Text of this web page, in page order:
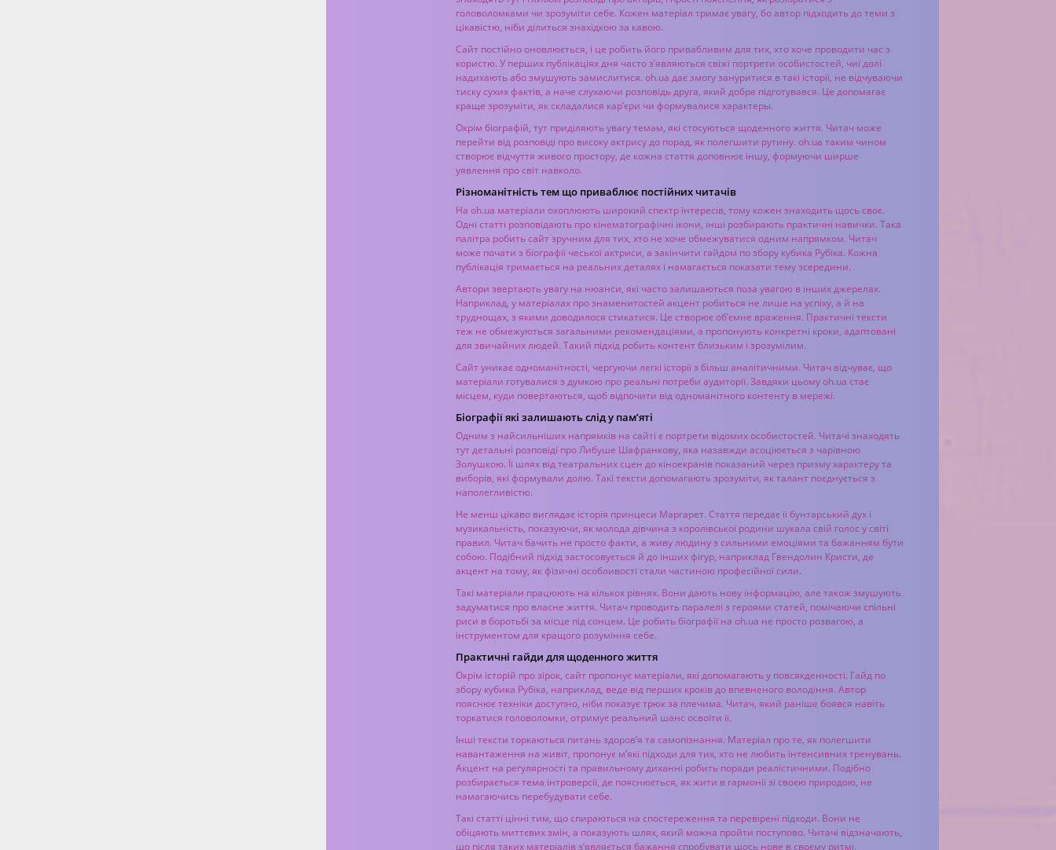
головоломками чи зрозуміти себе. Кожен матеріал тримає увагу, бо автор підходить до теми з
цікавістю, ніби ділиться знахідкою за кавою.
Сайт постійно оновлюється, і це робить його привабливим для тих, хто хоче проводити час з
користю. У перших публікаціях дня часто з’являються свіжі портрети особистостей, чиї долі
надихають або змушують замислитися. oh.ua дає змогу зануритися в такі історії, не відчуваючи
тиску сухих фактів, а наче слухаючи розповідь друга, який добре підготувався. Це допомагає
краще зрозуміти, як складалися кар’єри чи формувалися характеры.
Окрім біографій, тут приділяють увагу темам, які стосуються щоденного життя. Читач може
перейти від розповіді про високу актрису до порад, як полегшити рутину. oh.ua таким чином
створює відчуття живого простору, де кожна стаття доповнює іншу, формуючи ширше
уявлення про світ навколо.
Різноманітність тем що приваблює постійних читачів
На oh.ua матеріали охоплюють широкий спектр інтересів, тому кожен знаходить щось своє.
Одні статті розповідають про кінематографічні ікони, інші розбирають практичні навички. Така
палітра робить сайт зручним для тих, хто не хоче обмежуватися одним напрямком. Читач
може почати з біографії чеської актриси, а закінчити гайдом по збору кубика Рубіка. Кожна
публікація тримається на реальних деталях і намагається показати тему зсередини.
Автори звертають увагу на нюанси, які часто залишаються поза увагою в інших джерелах.
Наприклад, у матеріалах про знаменитостей акцент робиться не лише на успіху, а й на
труднощах, з якими доводилося стикатися. Це створює об’ємне враження. Практичні тексти
теж не обмежуються загальними рекомендаціями, а пропонують конкретні кроки, адаптовані
для звичайних людей. Такий підхід робить контент близьким і зрозумілим.
Сайт уникає одноманітності, чергуючи легкі історії з більш аналітичними. Читач відчуває, що
матеріали готувалися з думкою про реальні потреби аудиторії. Завдяки цьому oh.ua стає
місцем, куди повертаються, щоб відпочити від одноманітного контенту в мережі.
Біографії які залишають слід у пам’яті
Одним з найсильніших напрямків на сайті є портрети відомих особистостей. Читачі знаходять
тут детальні розповіді про Либуше Шафранкову, яка назавжди асоціюється з чарівною
Золушкою. Її шлях від театральних сцен до кіноекранів показаний через призму характеру та
виборів, які формували долю. Такі тексти допомагають зрозуміти, як талант поєднується з
наполегливістю.
Не менш цікаво виглядає історія принцеси Маргарет. Стаття передає її бунтарський дух і
музикальність, показуючи, як молода дівчина з королівської родини шукала свій голос у світі
правил. Читач бачить не просто факти, а живу людину з сильними емоціями та бажанням бути
собою. Подібний підхід застосовується й до інших фігур, наприклад Гвендолин Кристи, де
акцент на тому, як фізичні особливості стали частиною професійної сили.
Такі матеріали працюють на кількох рівнях. Вони дають нову інформацію, але також змушують
задуматися про власне життя. Читач проводить паралелі з героями статей, помічаючи спільні
риси в боротьбі за місце під сонцем. Це робить біографії на oh.ua не просто розвагою, а
інструментом для кращого розуміння себе.
Практичні гайди для щоденного життя
Окрім історій про зірок, сайт пропонує матеріали, які допомагають у повсякденності. Гайд по
збору кубика Рубіка, наприклад, веде від перших кроків до впевненого володіння. Автор
пояснює техніки доступно, ніби показує трюк за плечима. Читач, який раніше боявся навіть
торкатися головоломки, отримує реальний шанс освоїти її.
Інші тексти торкаються питань здоров’я та самопізнання. Матеріал про те, як полегшити
навантаження на живіт, пропонує м’які підходи для тих, хто не любить інтенсивних тренувань.
Акцент на регулярності та правильному диханні робить поради реалістичними. Подібно
розбирається тема інтроверсії, де пояснюється, як жити в гармонії зі своєю природою, не
намагаючись перебудувати себе.
Такі статті цінні тим, що спираються на спостереження та перевірені підходи. Вони не
обіцяють миттєвих змін, а показують шлях, який можна пройти поступово. Читачі відзначають,
що після таких матеріалів з’являється бажання спробувати щось нове в своєму ритмі.